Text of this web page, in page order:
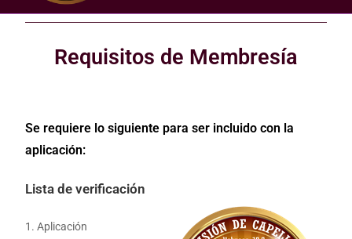
Requisitos de Membresía
Se requiere lo siguiente para ser incluido con la
aplicación:
Lista de verificación
1. Aplicación